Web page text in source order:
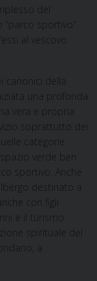
del
sportivo”
al vescovo
canonici della
una profonda
vera e propria
soprattutto dei
categorie
verde ben
sportivo. Anche
destinato a
con figli
e il turismo
spirituale del
a